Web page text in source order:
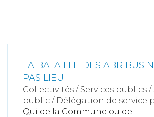
LA BATAILLE DES ABRIBUS
PAS LIEU
Collectivités / Services publics /
public / Délégation de service
Qui de la Commune ou de